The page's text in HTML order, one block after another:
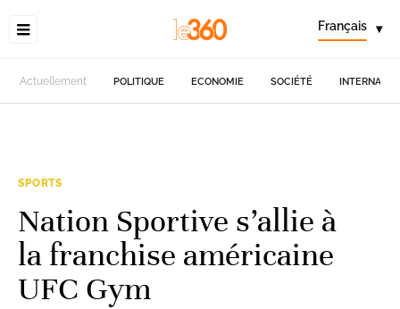
Français ▾
Actuellement POLITIQUE ECONOMIE SOCIÉTÉ
SPORTS
Nation Sportive s’allie à
la franchise américaine
UFC Gym